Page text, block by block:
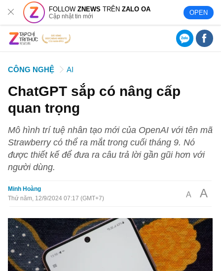
FOLLOWZNEWS TRÊNZALO OA
Cập nhật tin mới OPEN
CÔNG NGHỆ AI
ChatGPT sắp có nâng cấp
quan trọng
Mô hình trí tuệ nhân tạo mới của OpenAI với tên mã
Strawberry có thể ra mắt trong cuối tháng 9. Nó
được thiết kế để đưa ra câu trả lời gần gũi hơn với
người dùng.
Minh Hoàng
Thứ năm, 12/9/2024 07:17 (GMT+7)
A A